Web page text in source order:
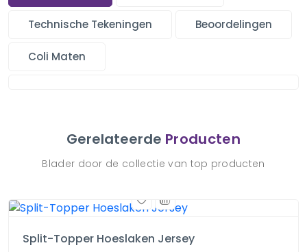
Technische Tekeningen Beoordelingen
Coli Maten
Gerelateerde Producten
Blader door de collectie van top producten
Split-Topper Hoeslaken Jersey